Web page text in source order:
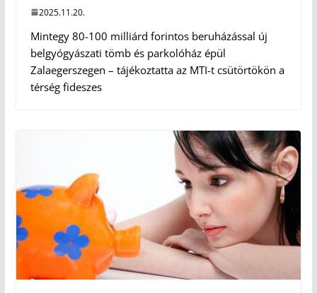
2025.11.20.
Mintegy 80-100 milliárd forintos beruházással új
belgyógyászati tömb és parkolóház épül
Zalaegerszegen – tájékoztatta az MTI-t csütörtökön a
térség fideszes